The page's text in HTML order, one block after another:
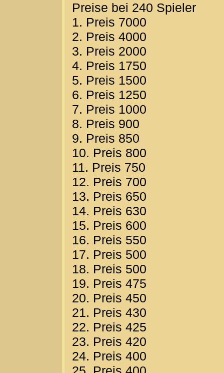
Preise bei 240 Spieler
1. Preis 7000
2. Preis 4000
3. Preis 2000
4. Preis 1750
5. Preis 1500
6. Preis 1250
7. Preis 1000
8. Preis 900
9. Preis 850
10. Preis 800
11. Preis 750
12. Preis 700
13. Preis 650
14. Preis 630
15. Preis 600
16. Preis 550
17. Preis 500
18. Preis 500
19. Preis 475
20. Preis 450
21. Preis 430
22. Preis 425
23. Preis 420
24. Preis 400